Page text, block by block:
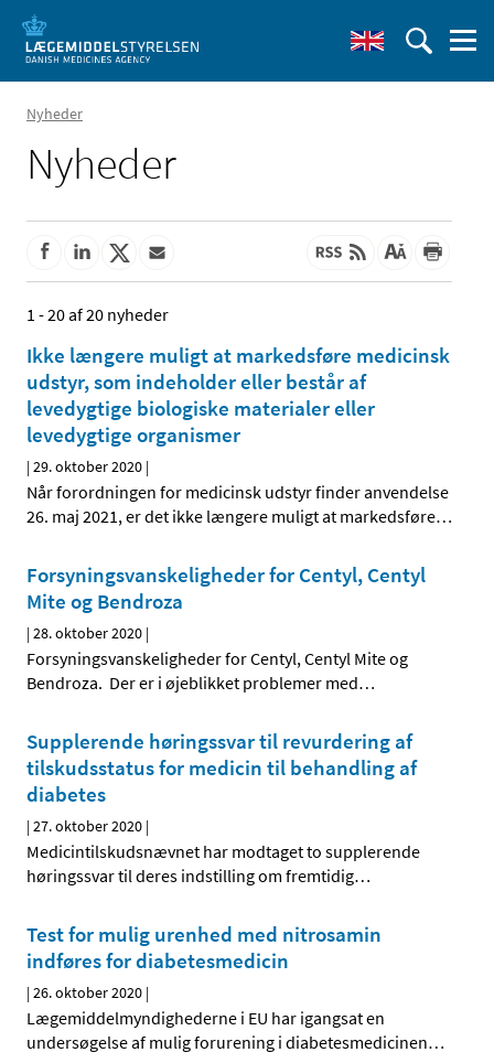
Nyheder
Nyheder
1 - 20 af 20 nyheder
Ikke længere muligt at markedsføre medicinsk
udstyr, som indeholder eller består af
levedygtige biologiske materialer eller
levedygtige organismer
|29. oktober 2020 |
Når forordningen for medicinsk udstyr finder anvendelse
26. maj 2021, er det ikke længere muligt at markedsføre…
Forsyningsvanskeligheder for Centyl, Centyl
Mite og Bendroza
|28. oktober 2020 |
Forsyningsvanskeligheder for Centyl, Centyl Mite og
Bendroza. Der er i øjeblikket problemer med…
Supplerende høringssvar til revurdering af
tilskudsstatus for medicin til behandling af
diabetes
|27. oktober 2020 |
Medicintilskudsnævnet har modtaget to supplerende
høringssvar til deres indstilling om fremtidig…
Test for mulig urenhed med nitrosamin
indføres for diabetesmedicin
|26. oktober 2020 |
Lægemiddelmyndighederne i EU har igangsat en
undersøgelse af mulig forurening i diabetesmedicinen…